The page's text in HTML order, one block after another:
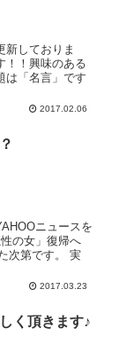
新しておりま
！！興味のある
は「名言」です
2017.02.06
ニュースを
の女」復帰へ
次第です。 実
2017.03.23
く頂きます♪